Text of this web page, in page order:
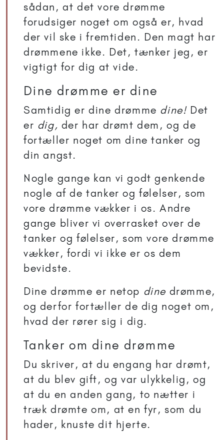
sådan, at det vore drømme
forudsiger noget om også er, hvad
der vil ske i fremtiden. Den magt har
drømmene ikke. Det, tænker jeg, er
vigtigt for dig at vide.
Dine drømme er dine
Samtidig er dine drømme dine!Det
er dig, der har drømt dem, og de
fortæller noget om dine tanker og
din angst.
Nogle gange kan vi godt genkende
nogle af de tanker og følelser, som
vore drømme vækker i os. Andre
gange bliver vi overrasket over de
tanker og følelser, som vore drømme
vækker, fordi vi ikke er os dem
bevidste.
Dine drømme er netop dine drømme,
og derfor fortæller de dig noget om,
hvad der rører sig i dig.
Tanker om dine drømme
Du skriver, at du engang har drømt,
at du blev gift, og var ulykkelig, og
at du en anden gang, to nætter i
træk drømte om, at en fyr, som du
hader, knuste dit hjerte.